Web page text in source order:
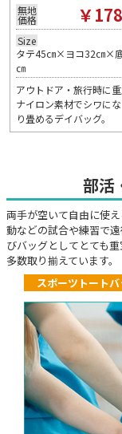
無地
価格 ￥
Size
タテ45㎝×ヨコ32㎝×
㎝
アウトドア・旅行時に重
ナイロン素材でシワに
り畳めるデイバッグ。
部活
両手が空いて自由に使
動などの試合や練習で
びバッグとしてとても
多数取り揃えています。
スポーツトート